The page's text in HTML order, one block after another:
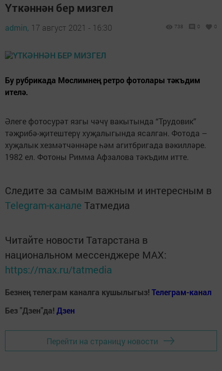
Үткәннән бер мизгел
admin, 17 август 2021 - 16:30 738 0 0
Бу рубрикада Мөслимнең ретро фотолары тәкъдим
ителә.
Әлеге фотосурәт язгы чәчү вакытында “Трудовик”
тәҗрибә-җитештерү хуҗалыгында ясалган. Фотода –
хуҗалык хезмәтчәннәре һәм агитбригада вәкилләре.
1982 ел. Фотоны Римма Афзалова тәкъдим итте.
Следите за самым важным и интересным в
Telegram-канале Татмедиа
Читайте новости Татарстана в
национальном мессенджере MАХ:
https://max.ru/tatmedia
Безнең телеграм каналга кушылыгыз! Телеграм-канал
Без "Дзен"да! Дзен
Перейти на страницу новости